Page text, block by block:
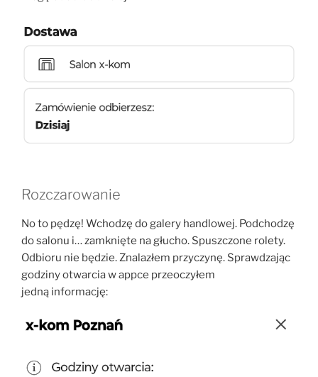
Rozczarowanie
No to pędzę! Wchodzę do galery handlowej. Podchodzę
do salonu i… zamknięte na głucho. Spuszczone rolety.
Odbioru nie będzie. Znalazłem przyczynę. Sprawdzając
godziny otwarcia w appce przeoczyłem
jedną informację: